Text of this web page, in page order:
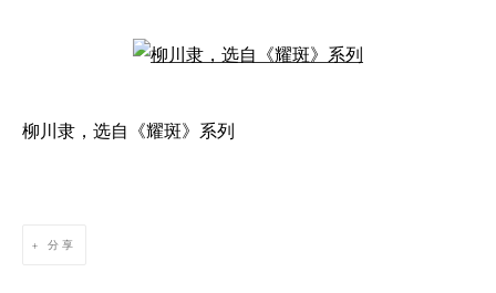
Open a larger version of the following image in a popup:
柳川隶，选自《耀斑》系列
分享